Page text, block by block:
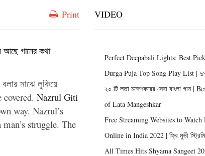
Print
গানের কথা
মাঝে লুকিয়ে
Nazrul Giti
way. Nazrul’s
struggle. The
VIDEO
Perfect Deepabali Lights: Best
Durga Puja Top Song Play List |
২০ টি লতা মঙ্গেশকরের সেরা বাংলা গান
of Lata Mangeshkar
Free Streaming Websites to
Online in India 2022 | ফ্রি মুভী
All Times Hits Shyama Sangeet